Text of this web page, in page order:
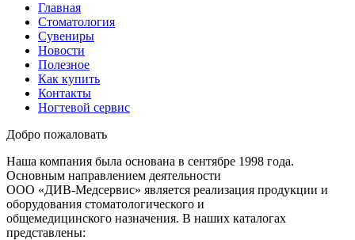
Главная
Стоматология
Сувениры
Новости
Полезное
Как купить
Контакты
Ногтевой сервис
Добро пожаловать
Наша компания была основана в сентябре 1998 года.
Основным направлением деятельности
ООО «ДИВ-Медсервис» является реализация продукции и
оборудования стоматологического и
общемедицинского назначения. В наших каталогах
представлены: